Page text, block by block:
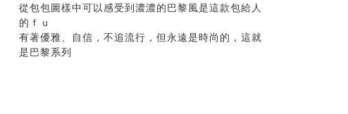
從包包圖樣中可以感受到濃濃的巴黎風是這款包給人
的ｆｕ
有著優雅、自信，不追流行，但永遠是時尚的，這就
是巴黎系列